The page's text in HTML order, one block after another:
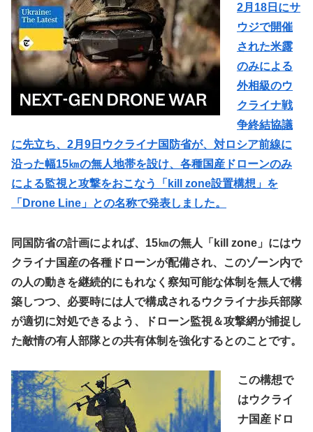
2月18日にサ
ウジで開催
された米露
のみによる
外相級のウ
クライナ戦
争終結協議
に先立ち、2月9日ウクライナ国防省が、対ロシア前線に
沿った幅15㎞の無人地帯を設け、各種国産ドローンのみ
による監視と攻撃をおこなう「kill zone設置構想」を
「Drone Line」との名称で発表しました。
同国防省の計画によれば、15㎞の無人「kill zone」にはウ
クライナ国産の各種ドローンが配備され、このゾーン内で
の人の動きを継続的にもれなく察知可能な体制を無人で構
築しつつ、必要時には人で構成されるウクライナ歩兵部隊
が適切に対処できるよう、ドローン監視＆攻撃網が捕捉し
た敵情の有人部隊との共有体制を強化するとのことです。
この構想で
はウクライ
ナ国産ドロ